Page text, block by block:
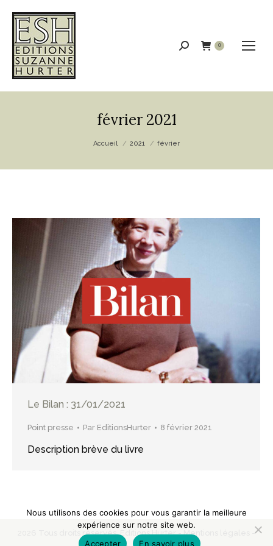
Recherche
0
février 2021
Vous êtes ici :
Accueil 2021 février
Le Bilan : 31/01/2021
Point presse Par EditionsHurter 8 février 2021
Description brève du livre
2026 Tous droits réservés, Editions Hurter -Mentions légales
-
Nous utilisons des cookies pour vous garantir la meilleure
expérience sur notre site web.
Accepter
En savoir plus